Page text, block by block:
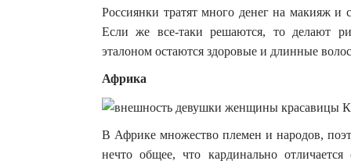
Россиянки тратят много денег на макияж
Если же все-таки решаются, то делают
эталоном остаются здоровые и длинные
Африка
В Африке множество племен и народов,
нечто общее, что кардинально